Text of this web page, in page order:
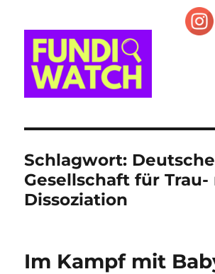
Schlagwort:
Gesellschaft für Trau-
Dissoziation
Im Kampf mit